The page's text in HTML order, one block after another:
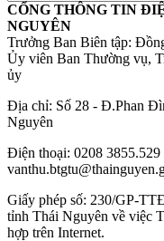
CỔNG THÔNG TIN
NGUYÊN
Trưởng Ban Biên tập:
Ủy viên Ban Thường vụ,
ủy
Địa chỉ: Số 28 - Đ.Phan
Nguyên
Điện thoại: 0208 3855.529
Giấy phép số: 230/GP-
tỉnh Thái Nguyên về việc
hợp trên Internet.